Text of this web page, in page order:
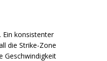
Ein konsistenter
die Strike-Zone
Geschwindigkeit